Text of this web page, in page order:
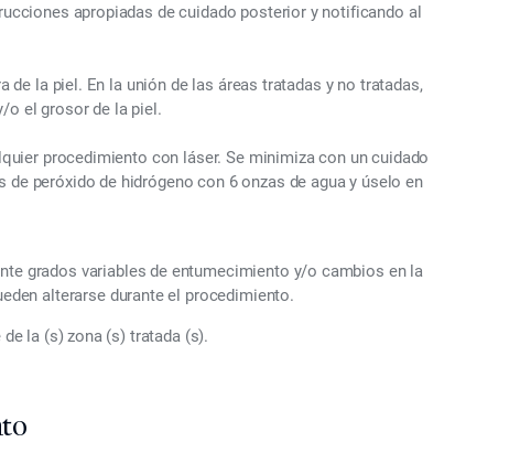
apropiadas de cuidado posterior y notificando al
de la piel. En la unión de las áreas tratadas y no tratadas,
o el grosor de la piel.
procedimiento con láser. Se minimiza con un cuidado
peróxido de hidrógeno con 6 onzas de agua y úselo en
grados variables de entumecimiento y/o cambios en la
alterarse durante el procedimiento.
la (s) zona (s) tratada (s).